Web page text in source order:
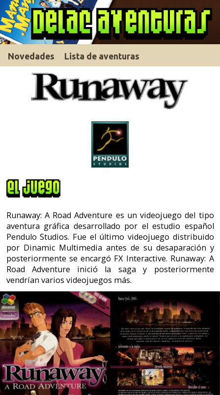
Novedades Lista de aventuras
aventura gráfica desarrollado por el estudio español
Pendulo Studios. Fue el último videojuego distribuido
por Dinamic Multimedia antes de su desaparación y
Road Adventure inició la saga y posteriormente
vendrían varios videojuegos más.
El juego utiliza escenarios en 2D y personajes en 3D
con tecnología cel-shading para darles aspecto de
dibujos animados. En el aspecto sonoro se puede
destacar las voces de diálogo incluídas y la banda
sonora original.